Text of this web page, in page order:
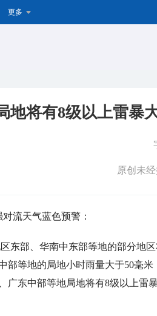
更多
地将有8级以上雷暴
原创未
流天气蓝色预警：
东部、华南中东部等地的部分地
部等地的局地小时雨量大于50毫米
东中部等地局地将有8级以上雷